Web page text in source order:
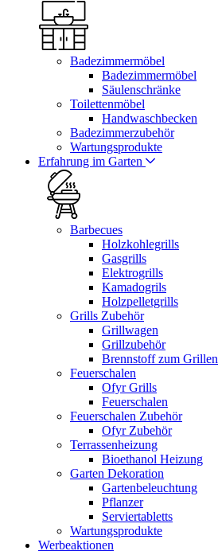
Badezimmermöbel
Badezimmermöbel
Säulenschränke
Toilettenmöbel
Handwaschbecken
Badezimmerzubehör
Wartungsprodukte
Erfahrung im Garten
Barbecues
Holzkohlegrills
Gasgrills
Elektrogrills
Kamadogrils
Holzpelletgrills
Grills Zubehör
Grillwagen
Grillzubehör
Brennstoff zum Grillen
Feuerschalen
Ofyr Grills
Feuerschalen
Feuerschalen Zubehör
Ofyr Zubehör
Terrassenheizung
Bioethanol Heizung
Garten Dekoration
Gartenbeleuchtung
Pflanzer
Serviertabletts
Wartungsprodukte
Werbeaktionen